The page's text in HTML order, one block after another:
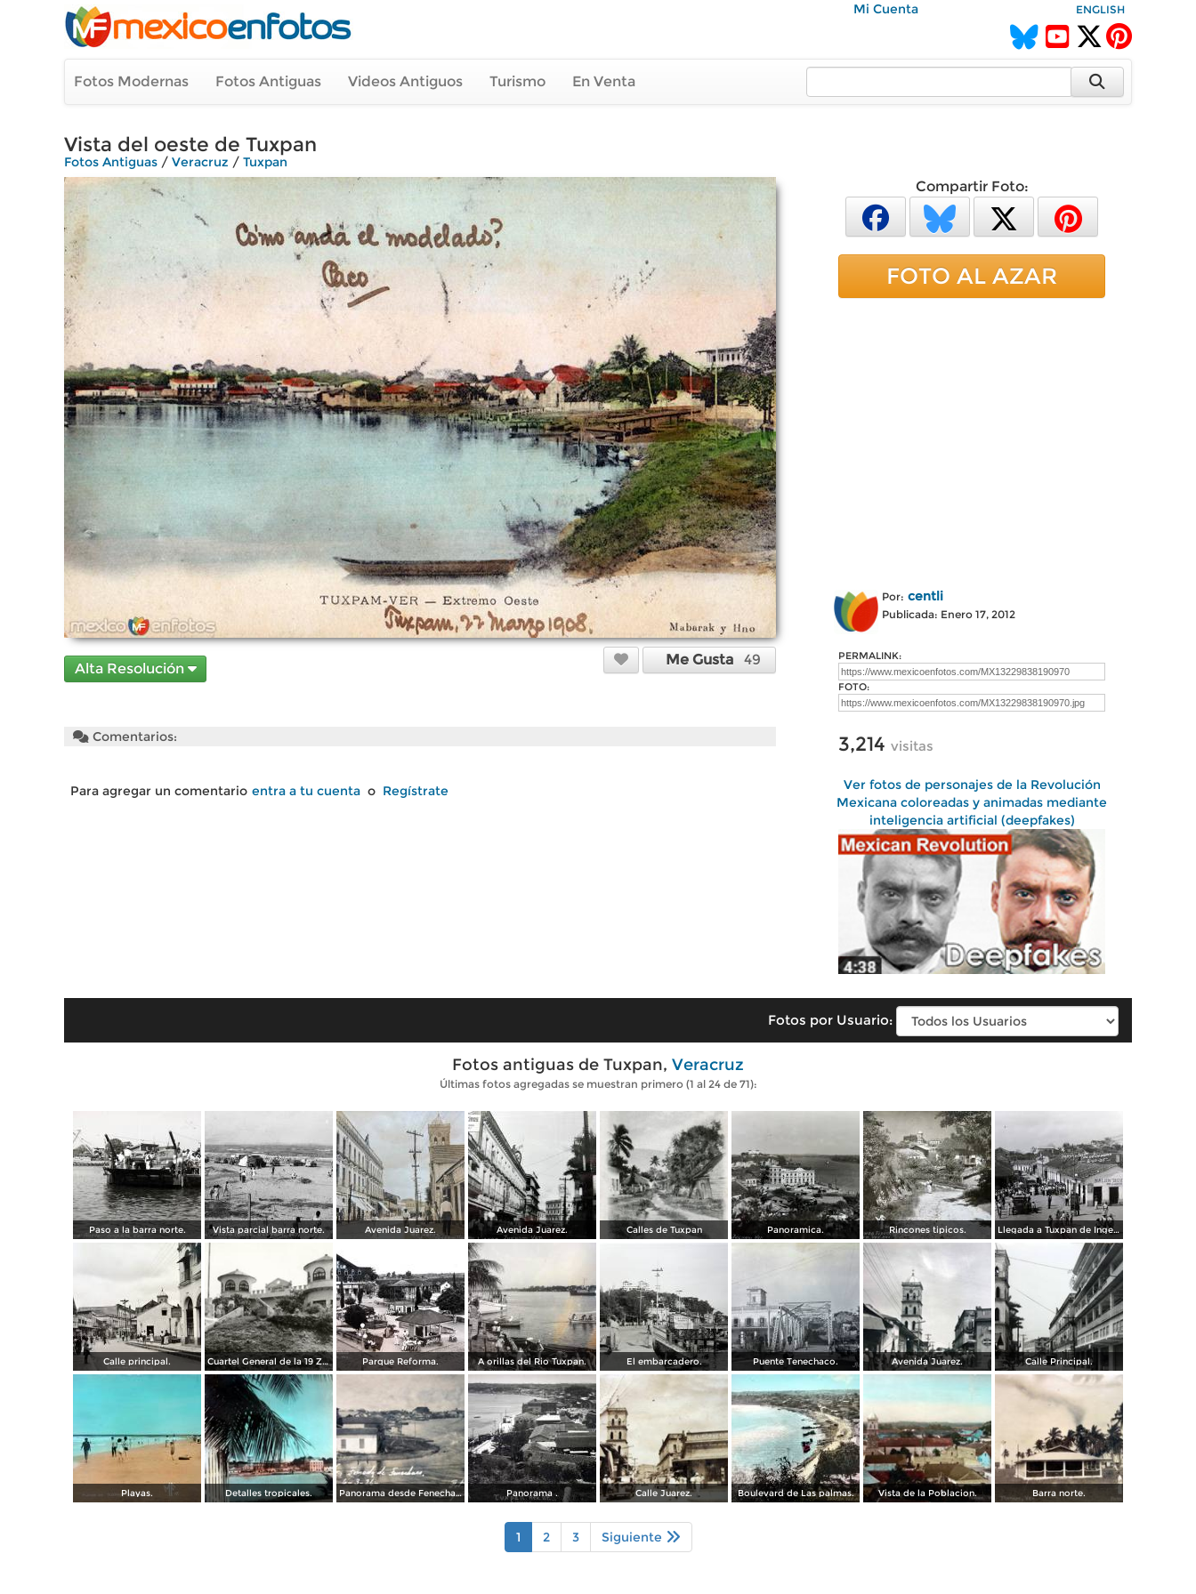
Mi Cuenta ENGLISH
Fotos Modernas Fotos Antiguas Videos Antiguos Turismo En Venta
Vista del oeste de Tuxpan
Fotos Antiguas / Veracruz / Tuxpan
Alta Resolución
Me Gusta 49
Comentarios:
Para agregar un comentario entra a tu cuenta o Regístrate
Compartir Foto:
FOTO AL AZAR
Por: centli
Publicada: Enero 17, 2012
PERMALINK:
FOTO:
3,214 visitas
Ver fotos de personajes de la Revolución
Mexicana coloreadas y animadas mediante
inteligencia artificial (deepfakes)
Fotos por Usuario:
Fotos antiguas de Tuxpan, Veracruz
Últimas fotos agregadas se muestran primero (1 al 24 de 71):
Paso a la barra norte. Vista parcial barra norte. Avenida Juarez. Avenida Juarez. Calles de Tuxpan Panoramica. Rincones tipicos. Llegada a Tuxpan de Ingenieros para la construccion de la carretera Mexico-Tuxpan ( Fechada el 2 de Octubre de 1935 ).
Calle principal. Cuartel General de la 19 Zona Militar Parque Reforma. A orillas del Rio Tuxpan. El embarcadero. Puente Tenechaco. Avenida Juarez. Calle Principal.
Playas. Detalles tropicales. Panorama desde Fenechaco ( Fechada el 6 de Marzo de 1926 ). Panorama . Calle Juarez. Boulevard de Las palmas. Vista de la Poblacion. Barra norte.
1 2 3 Siguiente